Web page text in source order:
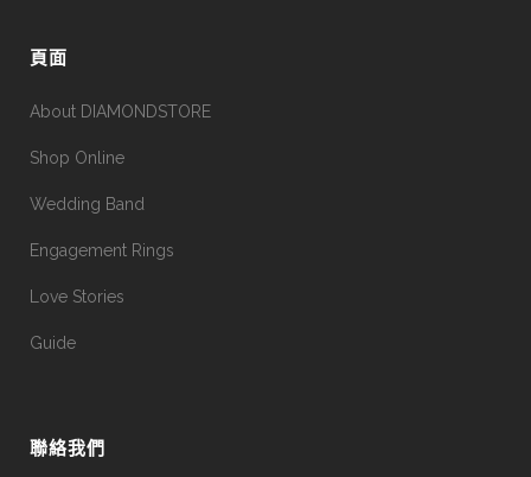
頁面
About DIAMONDSTORE
Shop Online
Wedding Band
Engagement Rings
Love Stories
Guide
聯絡我們